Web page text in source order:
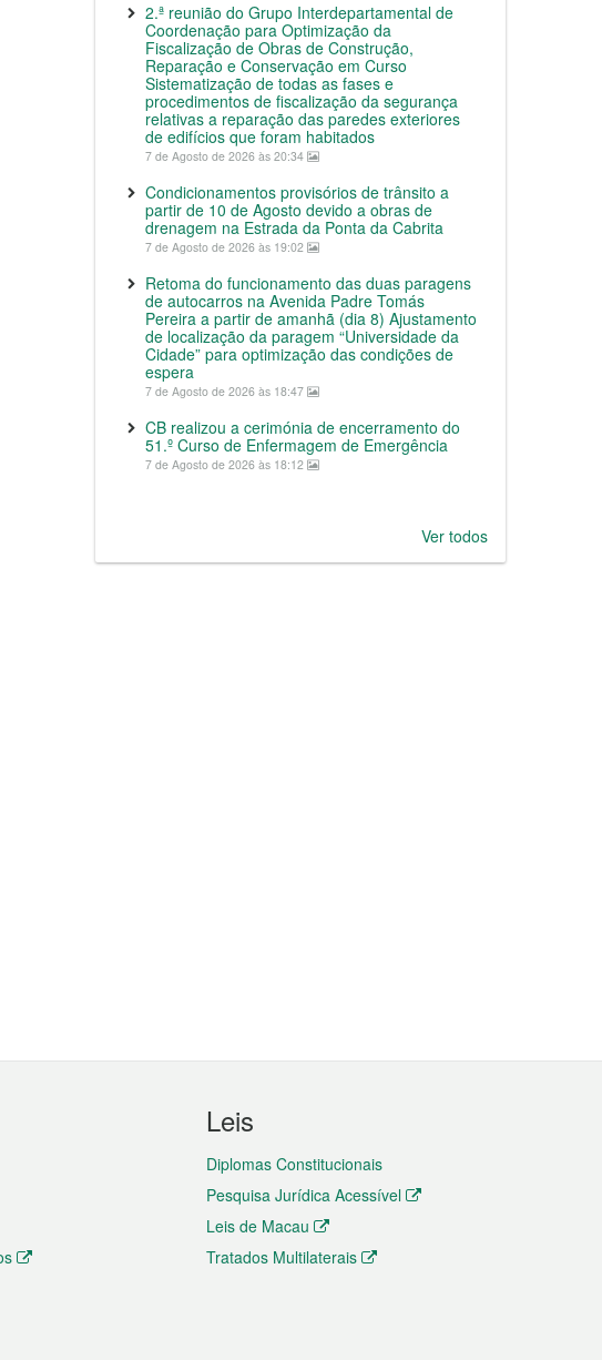
2.ª reunião do Grupo Interdepartamental de
Coordenação para Optimização da
Fiscalização de Obras de Construção,
Reparação e Conservação em Curso
Sistematização de todas as fases e
procedimentos de fiscalização da segurança
relativas a reparação das paredes exteriores
de edifícios que foram habitados
7 de Agosto de 2026 às 20:34
Condicionamentos provisórios de trânsito a
partir de 10 de Agosto devido a obras de
drenagem na Estrada da Ponta da Cabrita
7 de Agosto de 2026 às 19:02
Retoma do funcionamento das duas paragens
de autocarros na Avenida Padre Tomás
Pereira a partir de amanhã (dia 8) Ajustamento
de localização da paragem “Universidade da
Cidade” para optimização das condições de
espera
7 de Agosto de 2026 às 18:47
CB realizou a cerimónia de encerramento do
51.º Curso de Enfermagem de Emergência
7 de Agosto de 2026 às 18:12
Ver todos
Leis
Diplomas Constitucionais
Pesquisa Jurídica Acessível
Leis de Macau
Tratados Multilaterais